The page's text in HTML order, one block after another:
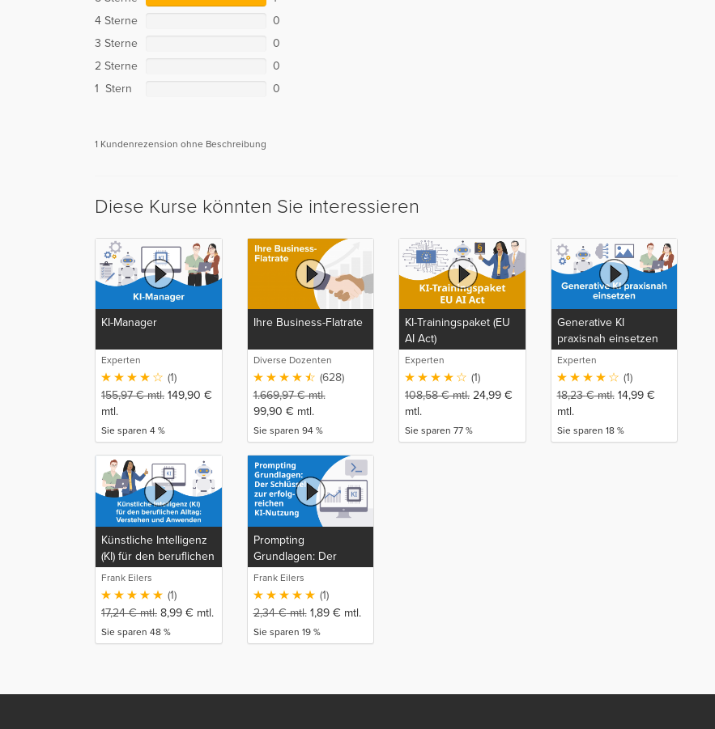
4 Sterne
0
3 Sterne
0
2 Sterne
0
1 Stern
0
1 Kundenrezension ohne Beschreibung
Diese Kurse könnten Sie interessieren
KI-Manager
Experten
(1)
155,97€mtl. 149,90 €
mtl.
Sie sparen 4 %
Ihre Business-Flatrate
Diverse Dozenten
(628)
1.669,97€mtl.
99,90 € mtl.
Sie sparen 94 %
KI-Trainingspaket (EU
AI Act)
Experten
(1)
108,58€mtl. 24,99 €
mtl.
Sie sparen 77 %
Generative KI
praxisnah einsetzen
Experten
(1)
18,23€mtl. 14,99 €
mtl.
Sie sparen 18 %
Künstliche Intelligenz
(KI) für den beruflichen
Alltag: Verstehen und
Anwenden
Frank Eilers
(1)
17,24€mtl. 8,99 € mtl.
Sie sparen 48 %
Prompting
Grundlagen: Der
Schlüssel zur
erfolgreichen KI-
Frank Eilers
(1)
2,34€mtl. 1,89 € mtl.
Sie sparen 19 %